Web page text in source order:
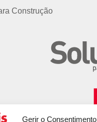
Gerir o Consentimento
Construção